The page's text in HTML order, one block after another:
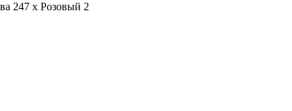
247 x Розовый 2